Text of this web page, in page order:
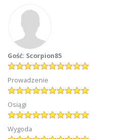
Gość: Scorpion85
Prowadzenie
Osiągi
Wygoda